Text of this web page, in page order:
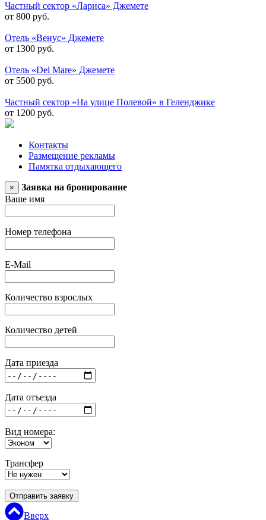
Частный сектор «Лариса» Джемете
от 800 руб.
Отель «Венус» Джемете
от 1300 руб.
Отель «Del Mare» Джемете
от 5500 руб.
Частный сектор «На улице Полевой» в Геленджике
от 1200 руб.
Контакты
Размещение рекламы
Памятка отдыхающего
×
Заявка на бронирование
Ваше имя
Номер телефона
E-Mail
Количество взрослых
Количество детей
Дата приезда
Дата отъезда
Вид номера:
Трансфер
Отправить заявку
Вверх